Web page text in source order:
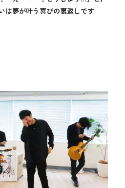
は夢が叶う喜びの裏返しです